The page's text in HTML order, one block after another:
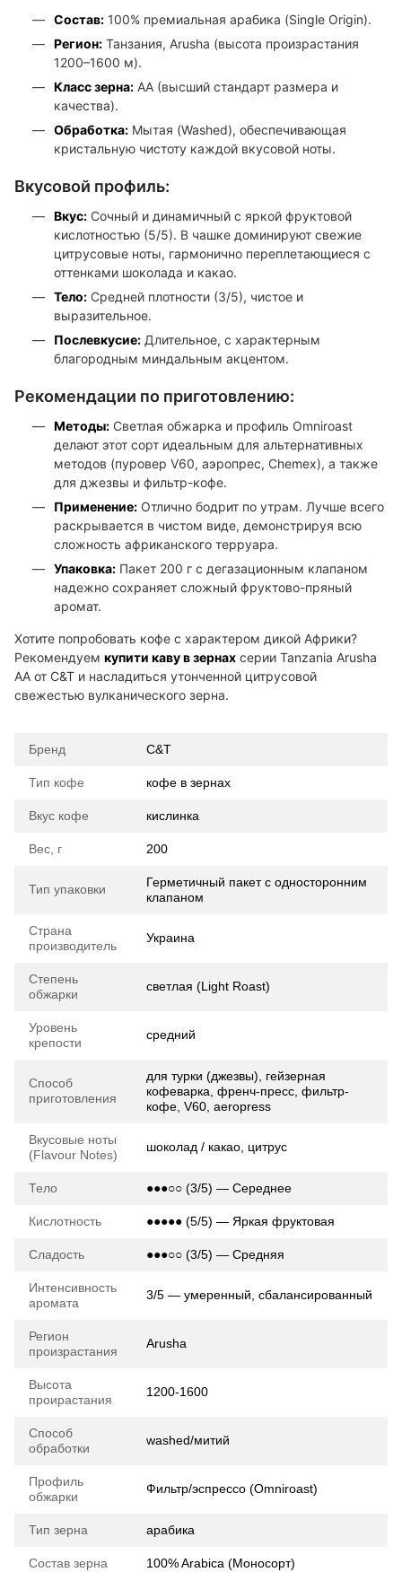
Состав: 100% премиальная арабика (Single Origin).
Регион: Танзания, Arusha (высота произрастания
1200–1600 м).
Класс зерна: AA (высший стандарт размера и
качества).
Обработка: Мытая (Washed), обеспечивающая
кристальную чистоту каждой вкусовой ноты.
Вкусовой профиль:
Вкус: Сочный и динамичный с яркой фруктовой
кислотностью (5/5). В чашке доминируют свежие
цитрусовые ноты, гармонично переплетающиеся с
оттенками шоколада и какао.
Тело: Средней плотности (3/5), чистое и
выразительное.
Послевкусие: Длительное, с характерным
благородным миндальным акцентом.
Рекомендации по приготовлению:
Методы: Светлая обжарка и профиль Omniroast
делают этот сорт идеальным для альтернативных
методов (пуровер V60, аэропрес, Chemex), а также
для джезвы и фильтр-кофе.
Применение: Отлично бодрит по утрам. Лучше всего
раскрывается в чистом виде, демонстрируя всю
сложность африканского терруара.
Упаковка: Пакет 200 г с дегазационным клапаном
надежно сохраняет сложный фруктово-пряный
аромат.
Хотите попробовать кофе с характером дикой Африки?
Рекомендуем купити каву в зернах серии Tanzania Arusha
AA от C&T и насладиться утонченной цитрусовой
свежестью вулканического зерна.
Бренд C&T
Тип кофе кофе в зернах
Вкус кофе кислинка
Вес, г 200
Тип упаковки
Герметичный пакет с односторонним
клапаном
Страна
производитель
Украина
Степень
обжарки
светлая (Light Roast)
Уровень
крепости
средний
Способ
приготовления
для турки (джезвы), гейзерная
кофеварка, френч-пресс, фильтр-
кофе, V60, aeropress
Вкусовые ноты
(Flavour Notes)
шоколад / какао, цитрус
Тело ●●●○○ (3/5) — Середнее
Кислотность ●●●●● (5/5) — Яркая фруктовая
Сладость ●●●○○ (3/5) — Средняя
Интенсивность
аромата
3/5 — умеренный, сбалансированный
Регион
произрастания
Arusha
Высота
проирастания
1200-1600
Способ
обработки
washed/митий
Профиль
обжарки
Фильтр/эспрессо (Omniroast)
Тип зерна арабика
Состав зерна 100% Arabica (Моносорт)